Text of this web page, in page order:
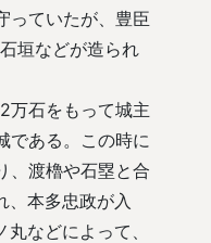
っていたが、豊臣
垣などが造られ
万石をもって城主
である。この時に
、渡櫓や石塁と合
、本多忠政が入
などによって、